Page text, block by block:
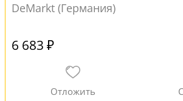
DeMarkt (Германия)
6 683 ₽